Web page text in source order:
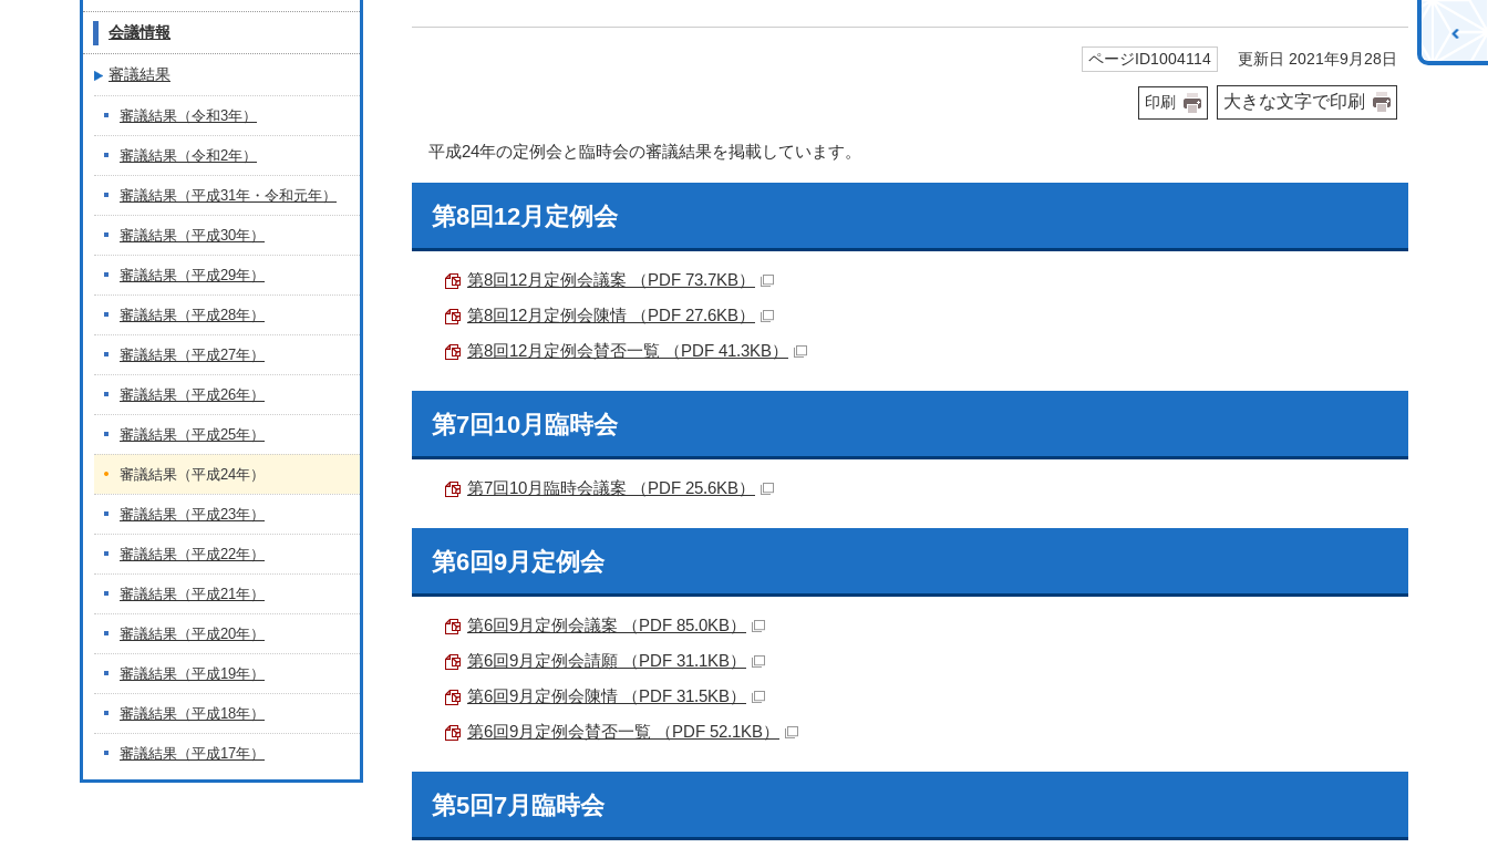
ページID1004114 更新日 2021年9月28日
印刷 大きな文字で印刷
平成24年の定例会と臨時会の審議結果を掲載しています。
第8回12月定例会
第8回12月定例会議案 （PDF 73.7KB）
第8回12月定例会陳情 （PDF 27.6KB）
第8回12月定例会賛否一覧 （PDF 41.3KB）
第7回10月臨時会
第7回10月臨時会議案 （PDF 25.6KB）
第6回9月定例会
第6回9月定例会議案 （PDF 85.0KB）
第6回9月定例会請願 （PDF 31.1KB）
第6回9月定例会陳情 （PDF 31.5KB）
第6回9月定例会賛否一覧 （PDF 52.1KB）
第5回7月臨時会
会議情報
審議結果
審議結果（令和3年）
審議結果（令和2年）
審議結果（平成31年・令和元年）
審議結果（平成30年）
審議結果（平成29年）
審議結果（平成28年）
審議結果（平成27年）
審議結果（平成26年）
審議結果（平成25年）
審議結果（平成24年）
審議結果（平成23年）
審議結果（平成22年）
審議結果（平成21年）
審議結果（平成20年）
審議結果（平成19年）
審議結果（平成18年）
審議結果（平成17年）